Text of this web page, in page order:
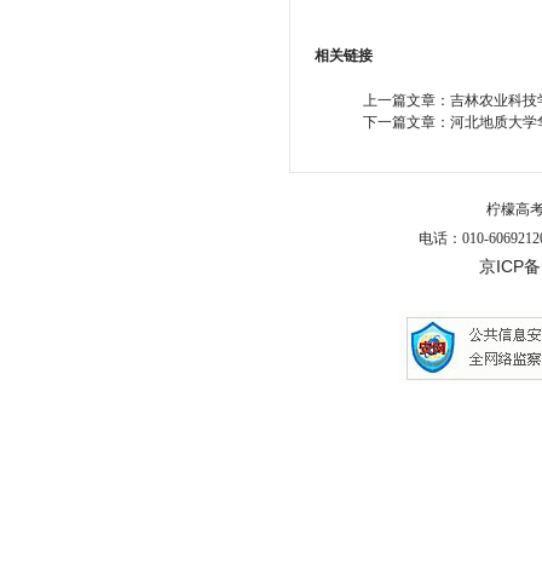
相关链接
上一篇文章： 吉林农业科技
下一篇文章： 河北地质大学
柠檬高
电话：010-
京ICP